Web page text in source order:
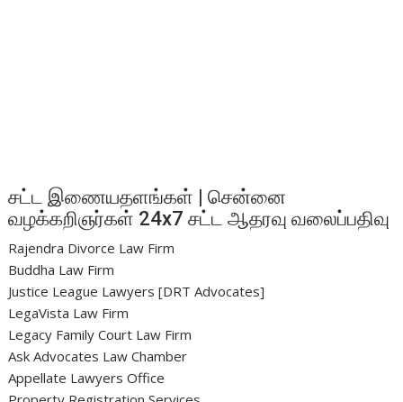
சட்ட இணையதளங்கள் | சென்னை
வழக்கறிஞர்கள் 24x7 சட்ட ஆதரவு வலைப்பதிவு
Rajendra Divorce Law Firm
Buddha Law Firm
Justice League Lawyers [DRT Advocates]
LegaVista Law Firm
Legacy Family Court Law Firm
Ask Advocates Law Chamber
Appellate Lawyers Office